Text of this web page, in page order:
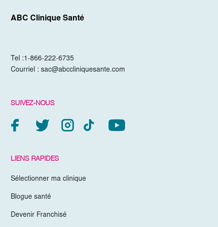
ABC Clinique Santé
Tel :1-866-222-6735
Courriel :sac@abccliniquesante.com
SUIVEZ-NOUS
LIENS RAPIDES
Sélectionner ma clinique
Blogue santé
Devenir Franchisé